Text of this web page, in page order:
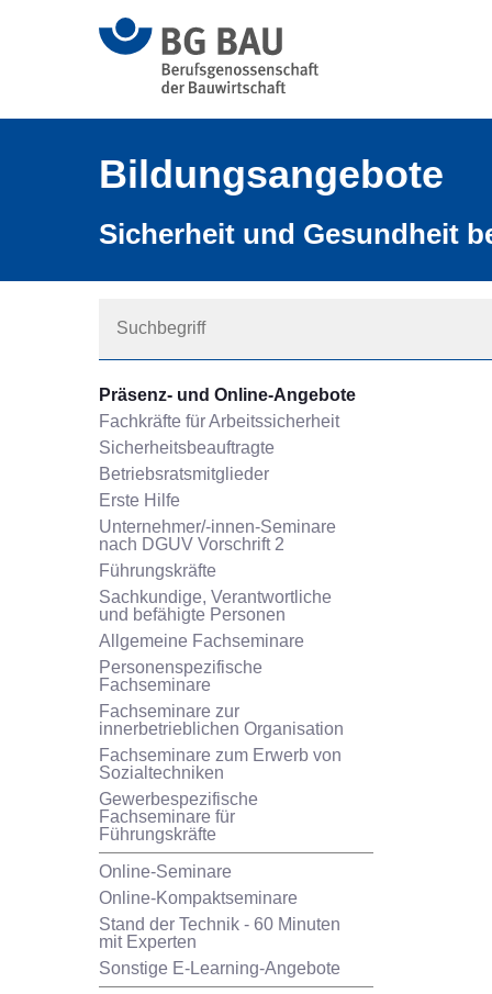
Bildungsangebote
Sicherheit und Gesundheit
Präsenz- und Online-Angebote
Fachkräfte für Arbeitssicherheit
Sicherheitsbeauftragte
Betriebsratsmitglieder
Erste Hilfe
Unternehmer/-innen-Seminare
nach DGUV Vorschrift 2
Führungskräfte
Sachkundige, Verantwortliche
und befähigte Personen
Allgemeine Fachseminare
Personenspezifische
Fachseminare
Fachseminare zur
innerbetrieblichen Organisation
Fachseminare zum Erwerb von
Sozialtechniken
Gewerbespezifische
Fachseminare für
Führungskräfte
Online-Seminare
Online-Kompaktseminare
Stand der Technik - 60 Minuten
mit Experten
Sonstige E-Learning-Angebote